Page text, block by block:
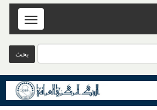
Toggle